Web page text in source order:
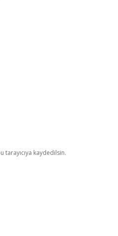
tarayıcıya kaydedilsin.